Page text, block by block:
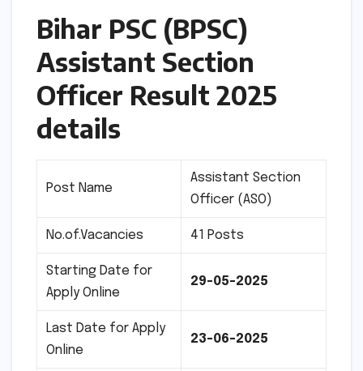
Bihar PSC (BPSC)
Assistant Section
Officer Result 2025
details
Post Name
Assistant Section
Officer (ASO)
No.of.Vacancies 41 Posts
Starting Date for
Apply Online
29-05-2025
Last Date for Apply
Online
23-06-2025